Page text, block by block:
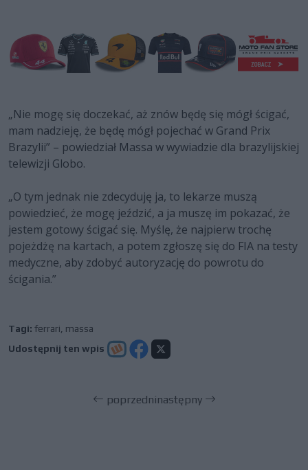
„Nie mogę się doczekać, aż znów będę się mógł ścigać,
mam nadzieję, że będę mógł pojechać w Grand Prix
Brazylii” – powiedział Massa w wywiadzie dla brazylijskiej
telewizji Globo.
„O tym jednak nie zdecyduję ja, to lekarze muszą
powiedzieć, że mogę jeździć, a ja muszę im pokazać, że
jestem gotowy ścigać się. Myślę, że najpierw trochę
pojeżdżę na kartach, a potem zgłoszę się do FIA na testy
medyczne, aby zdobyć autoryzację do powrotu do
ścigania.”
Tagi: ferrari, massa
Udostępnij ten wpis
poprzedninastępny